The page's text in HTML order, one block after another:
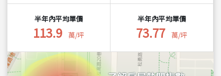
半年內平均單價
113.9 萬/坪
半年內平均單價
73.77 萬/坪